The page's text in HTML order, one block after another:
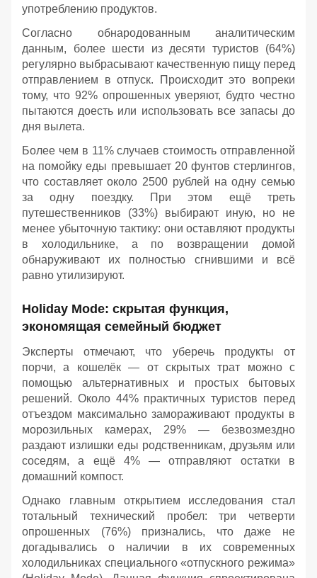
употреблению продуктов.
Согласно обнародованным аналитическим
данным, более шести из десяти туристов (64%)
регулярно выбрасывают качественную пищу перед
отправлением в отпуск. Происходит это вопреки
тому, что 92% опрошенных уверяют, будто честно
пытаются доесть или использовать все запасы до
дня вылета.
Более чем в 11% случаев стоимость отправленной
на помойку еды превышает 20 фунтов стерлингов,
что составляет около 2500 рублей на одну семью
за одну поездку. При этом ещё треть
путешественников (33%) выбирают иную, но не
менее убыточную тактику: они оставляют продукты
в холодильнике, а по возвращении домой
обнаруживают их полностью сгнившими и всё
равно утилизируют.
Holiday Mode: скрытая функция,
экономящая семейный бюджет
Эксперты отмечают, что уберечь продукты от
порчи, а кошелёк — от скрытых трат можно с
помощью альтернативных и простых бытовых
решений. Около 44% практичных туристов перед
отъездом максимально замораживают продукты в
морозильных камерах, 29% — безвозмездно
раздают излишки еды родственникам, друзьям или
соседям, а ещё 4% — отправляют остатки в
домашний компост.
Однако главным открытием исследования стал
тотальный технический пробел: три четверти
опрошенных (76%) признались, что даже не
догадывались о наличии в их современных
холодильниках специального «отпускного режима»